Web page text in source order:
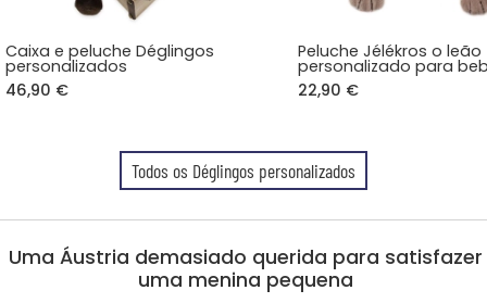
Caixa e peluche Déglingos
personalizados
46,90 €
Peluche Jélékros o leão
personalizado para
22,90 €
Todos os Déglingos personalizados
Uma Áustria demasiado querida para satisfazer
uma menina pequena